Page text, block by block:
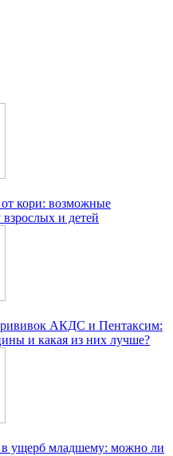
кори: возможные
и детей
АКДС и Пентаксим:
и какая из них лучше?
в ущерб младшему: можно ли